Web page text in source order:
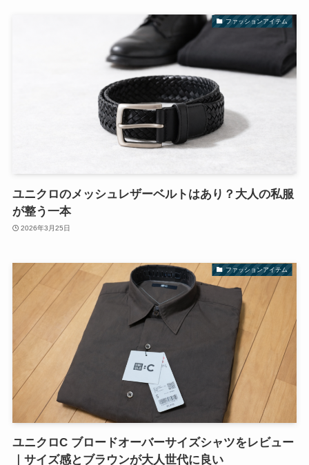
ファッションアイテム
ユニクロのメッシュレザーベルトはあり？大人の私服
が整う一本
2026年3月25日
ファッションアイテム
ユニクロC ブロードオーバーサイズシャツをレビュー
｜サイズ感とブラウンが大人世代に良い